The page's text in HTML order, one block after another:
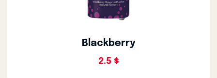
Blackberry
2.5 $